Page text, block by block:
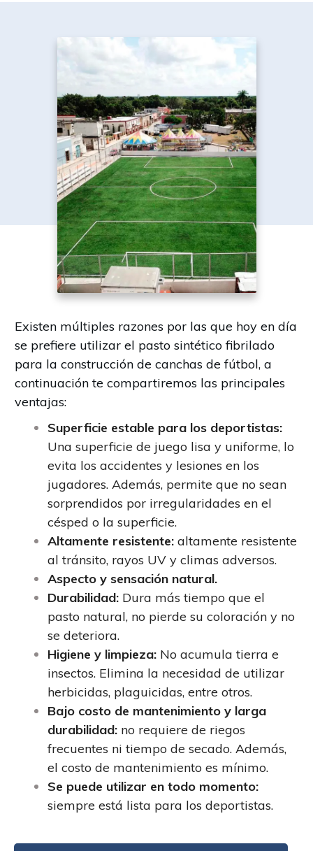
Existen múltiples razones por las que hoy en día
se prefiere utilizar el pasto sintético fibrilado
para la construcción de canchas de fútbol, a
continuación te compartiremos las principales
ventajas:
Superficie estable para los deportistas:
Una superficie de juego lisa y uniforme, lo
evita los accidentes y lesiones en los
jugadores. Además, permite que no sean
sorprendidos por irregularidades en el
césped o la superficie.
Altamente resistente: altamente resistente
al tránsito, rayos UV y climas adversos.
Aspecto y sensación natural.
Durabilidad: Dura más tiempo que el
pasto natural, no pierde su coloración y no
se deteriora.
Higiene y limpieza: No acumula tierra e
insectos. Elimina la necesidad de utilizar
herbicidas, plaguicidas, entre otros.
Bajo costo de mantenimiento y larga
durabilidad: no requiere de riegos
frecuentes ni tiempo de secado. Además,
el costo de mantenimiento es mínimo.
Se puede utilizar en todo momento:
siempre está lista para los deportistas.